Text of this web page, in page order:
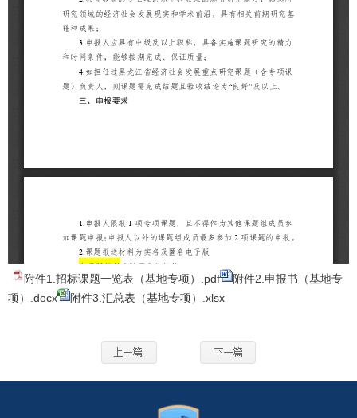
附件1.招标课题一览表（基地专项）.pdf
附件2.申报书（基地专
项）.docx
附件3.汇总表（基地专项）.xlsx